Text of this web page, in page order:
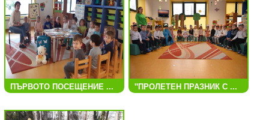
ПЪРВОТО ПОСЕЩЕНИЕ ... "ПРОЛЕТЕН ПРАЗНИК С ...